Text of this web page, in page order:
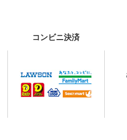
コンビニ決済